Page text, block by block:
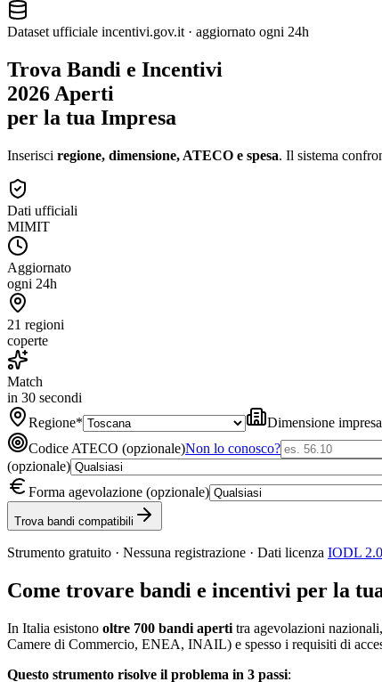
Dataset ufficiale incentivi.gov.it · aggiornato ogni 24h
Trova Bandi e Incentivi
2026 Aperti
per la tua Impresa
Inserisci regione, dimensione, ATECO e spesa. Il sistema
Dati ufficiali
MIMIT
Aggiornato
ogni 24h
21 regioni
coperte
Match
in 30 secondi
Regione* Dimensione impresa
Codice ATECO (opzionale)Non lo conosco?
(opzionale)
Forma agevolazione (opzionale)
Trova bandi compatibili
Strumento gratuito · Nessuna registrazione · Dati licenza IODL 2.0
Come trovare bandi e incentivi per la
In Italia esistono oltre 700 bandi aperti tra agevolazioni
Camere di Commercio, ENEA, INAIL) e spesso i requisiti di
Questo strumento risolve il problema in 3 passi: